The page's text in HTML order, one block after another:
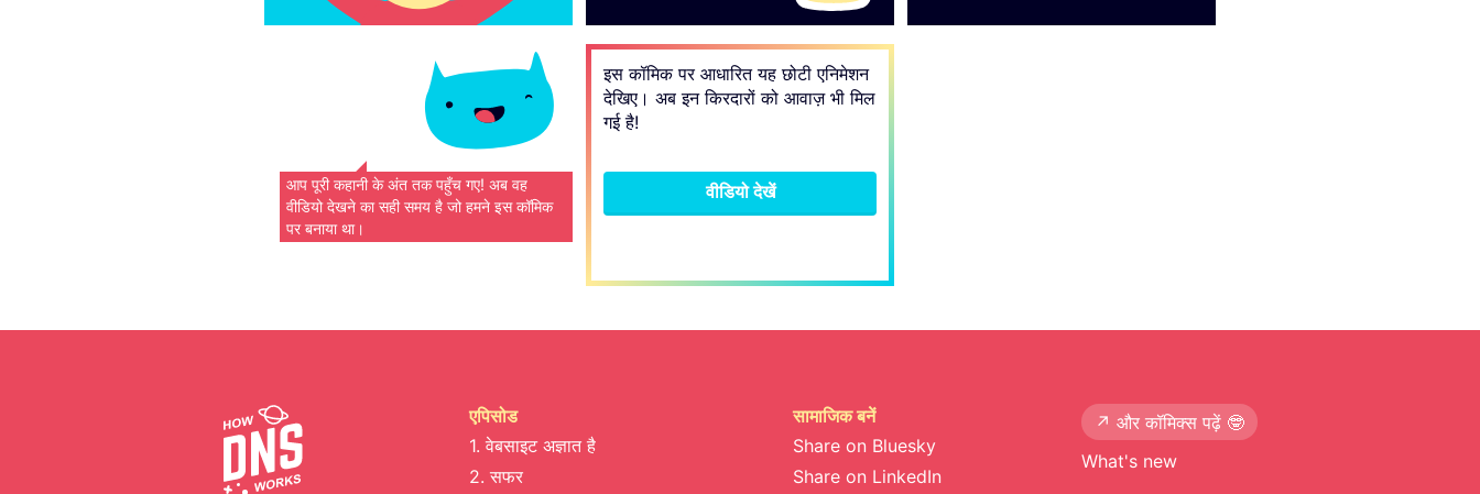
आप पूरी कहानी के अंत तक पहुँच गए! अब वह
वीडियो देखने का सही समय है जो हमने इस कॉमिक
पर बनाया था।
इस कॉमिक पर आधारित यह छोटी एनिमेशन
देखिए। अब इन किरदारों को आवाज़ भी मिल
गई है!
वीडियो देखें
एपिसोड
1. वेबसाइट अज्ञात है
2. सफर
सामाजिक बनें
Share on Bluesky
Share on LinkedIn
↗️ और कॉमिक्स पढ़ें 🤓
What's new